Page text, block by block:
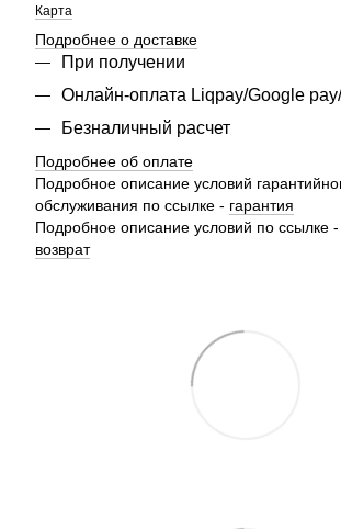
Карта
Подробнее о доставке
При получении
Онлайн-оплата Liqpay/Google
Безналичный расчет
Подробнее об оплате
Подробное описание условий
обслуживания по ссылке - гарантия
Подробное описание условий по ссылке -
возврат